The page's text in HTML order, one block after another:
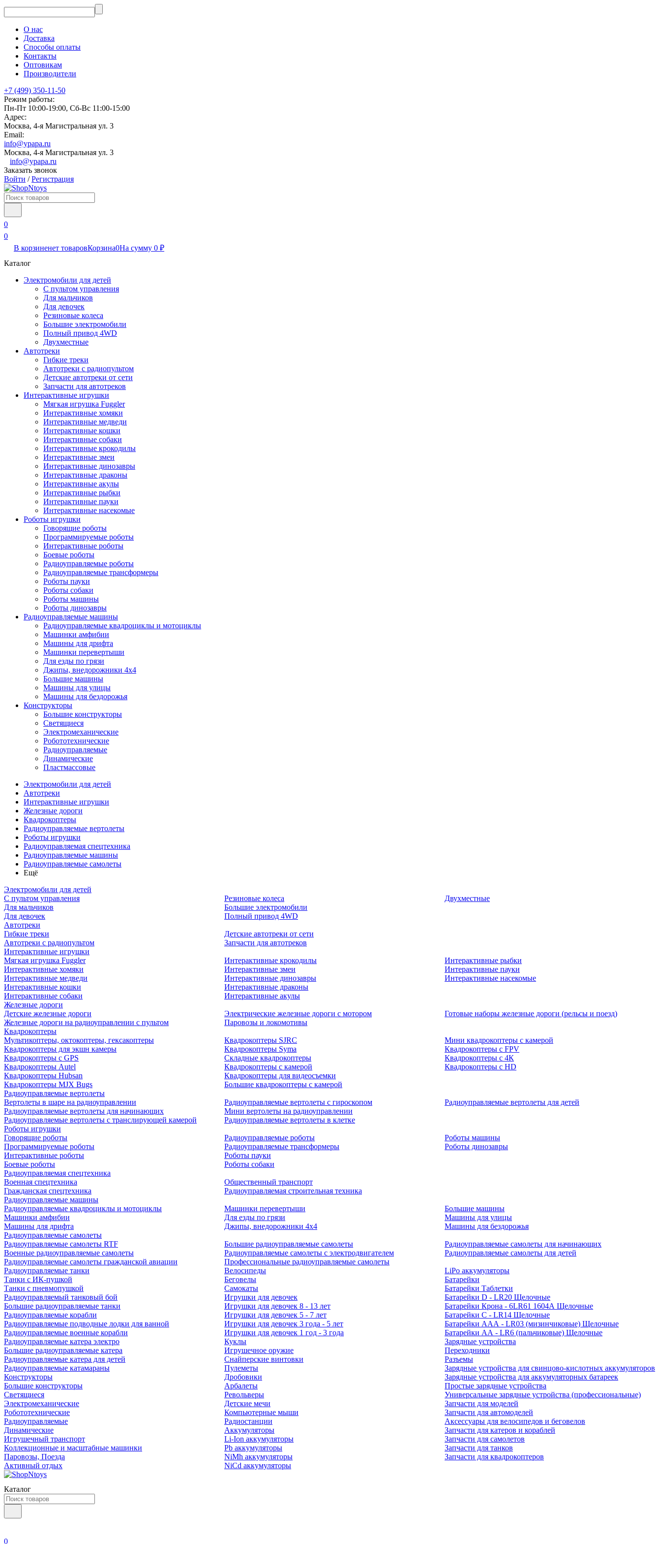
О нас
Доставка
Способы оплаты
Контакты
Оптовикам
Производители
+7 (499) 350-11-50
Режим работы:
Пн-Пт 10:00-19:00, Сб-Вс 11:00-15:00
Адрес:
Москва, 4-я Магистральная ул. 3
Email:
info@ypapa.ru
Москва, 4-я Магистральная ул. 3
info@ypapa.ru
Заказать звонок
Войти /Регистрация
0
0
В корзиненет товаровКорзина0На сумму 0 ₽
Каталог
Электромобили для детей
С пультом управления
Для мальчиков
Для девочек
Резиновые колеса
Большие электромобили
Полный привод 4WD
Двухместные
Автотреки
Гибкие треки
Автотреки с радиопультом
Детские автотреки от сети
Запчасти для автотреков
Интерактивные игрушки
Мягкая игрушка Fuggler
Интерактивные хомяки
Интерактивные медведи
Интерактивные кошки
Интерактивные собаки
Интерактивные крокодилы
Интерактивные змеи
Интерактивные динозавры
Интерактивные драконы
Интерактивные акулы
Интерактивные рыбки
Интерактивные пауки
Интерактивные насекомые
Роботы игрушки
Говорящие роботы
Программируемые роботы
Интерактивные роботы
Боевые роботы
Радиоуправляемые роботы
Радиоуправляемые трансформеры
Роботы пауки
Роботы собаки
Роботы машины
Роботы динозавры
Радиоуправляемые машины
Радиоуправляемые квадроциклы и мотоциклы
Машинки амфибии
Машины для дрифта
Машинки перевертыши
Для езды по грязи
Джипы, внедорожники 4x4
Большие машины
Машины для улицы
Машины для бездорожья
Конструкторы
Большие конструкторы
Светящиеся
Электромеханические
Робототехнические
Радиоуправляемые
Динамические
Пластмассовые
Электромобили для детей
Автотреки
Интерактивные игрушки
Железные дороги
Квадрокоптеры
Радиоуправляемые вертолеты
Роботы игрушки
Радиоуправляемая спецтехника
Радиоуправляемые машины
Радиоуправляемые самолеты
Ещё
Электромобили для детей
С пультом управления
Для мальчиков
Для девочек
Резиновые колеса
Большие электромобили
Полный привод 4WD
Двухместные
Автотреки
Гибкие треки
Автотреки с радиопультом
Детские автотреки от сети
Запчасти для автотреков
Интерактивные игрушки
Мягкая игрушка Fuggler
Интерактивные хомяки
Интерактивные медведи
Интерактивные кошки
Интерактивные собаки
Интерактивные крокодилы
Интерактивные змеи
Интерактивные динозавры
Интерактивные драконы
Интерактивные акулы
Интерактивные рыбки
Интерактивные пауки
Интерактивные насекомые
Железные дороги
Детские железные дороги
Железные дороги на радиоуправлении с пультом
Электрические железные дороги с мотором
Паровозы и локомотивы
Готовые наборы железные дороги (рельсы и поезд)
Квадрокоптеры
Мультикоптеры, октокоптеры, гексакоптеры
Квадрокоптеры для экшн камеры
Квадрокоптеры с GPS
Квадрокоптеры Autel
Квадрокоптеры Hubsan
Квадрокоптеры MJX Bugs
Квадрокоптеры SJRC
Квадрокоптеры Syma
Складные квадрокоптеры
Квадрокоптеры с камерой
Квадрокоптеры для видеосъемки
Большие квадрокоптеры с камерой
Мини квадрокоптеры с камерой
Квадрокоптеры с FPV
Квадрокоптеры с 4К
Квадрокоптеры с HD
Радиоуправляемые вертолеты
Вертолеты в шаре на радиоуправлении
Радиоуправляемые вертолеты для начинающих
Радиоуправляемые вертолеты с транслирующей камерой
Радиоуправляемые вертолеты с гироскопом
Мини вертолеты на радиоуправлении
Радиоуправляемые вертолеты в клетке
Радиоуправляемые вертолеты для детей
Роботы игрушки
Говорящие роботы
Программируемые роботы
Интерактивные роботы
Боевые роботы
Радиоуправляемые роботы
Радиоуправляемые трансформеры
Роботы пауки
Роботы собаки
Роботы машины
Роботы динозавры
Радиоуправляемая спецтехника
Военная спецтехника
Гражданская спецтехника
Общественный транспорт
Радиоуправляемая строительная техника
Радиоуправляемые машины
Радиоуправляемые квадроциклы и мотоциклы
Машинки амфибии
Машины для дрифта
Машинки перевертыши
Для езды по грязи
Джипы, внедорожники 4x4
Большие машины
Машины для улицы
Машины для бездорожья
Радиоуправляемые самолеты
Радиоуправляемые самолеты RTF
Военные радиоуправляемые самолеты
Радиоуправляемые самолеты гражданской авиации
Большие радиоуправляемые самолеты
Радиоуправляемые самолеты с электродвигателем
Профессиональные радиоуправляемые самолеты
Радиоуправляемые самолеты для начинающих
Радиоуправляемые самолеты для детей
Радиоуправляемые танки
Танки с ИК-пушкой
Танки с пневмопушкой
Радиоуправляемый танковый бой
Большие радиоуправляемые танки
Радиоуправляемые корабли
Радиоуправляемые подводные лодки для ванной
Радиоуправляемые военные корабли
Радиоуправляемые катера электро
Большие радиоуправляемые катера
Радиоуправляемые катера для детей
Радиоуправляемые катамараны
Конструкторы
Большие конструкторы
Светящиеся
Электромеханические
Робототехнические
Радиоуправляемые
Динамические
Игрушечный транспорт
Коллекционные и масштабные машинки
Паровозы, Поезда
Активный отдых
Велосипеды
Беговелы
Самокаты
Игрушки для девочек
Игрушки для девочек 8 - 13 лет
Игрушки для девочек 5 - 7 лет
Игрушки для девочек 3 года - 5 лет
Игрушки для девочек 1 год - 3 года
Куклы
Игрушечное оружие
Снайперские винтовки
Пулеметы
Дробовики
Арбалеты
Револьверы
Детские мечи
Компьютерные мыши
Радиостанции
Аккумуляторы
Li-Ion аккумуляторы
Pb аккумуляторы
NiMh аккумуляторы
NiCd аккумуляторы
LiPo аккумуляторы
Батарейки
Батарейки Таблетки
Батарейки D - LR20 Щелочные
Батарейки Крона - 6LR61 1604A Щелочные
Батарейки C - LR14 Щелочные
Батарейки AAA - LR03 (мизинчиковые) Щелочные
Батарейки AA - LR6 (пальчиковые) Щелочные
Зарядные устройства
Переходники
Разъемы
Зарядные устройства для свинцово-кислотных аккумуляторов
Зарядные устройства для аккумуляторных батареек
Простые зарядные устройства
Универсальные зарядные устройства (профессиональные)
Запчасти для моделей
Запчасти для автомоделей
Аксессуары для велосипедов и беговелов
Запчасти для катеров и кораблей
Запчасти для самолетов
Запчасти для танков
Запчасти для квадрокоптеров
Каталог
0